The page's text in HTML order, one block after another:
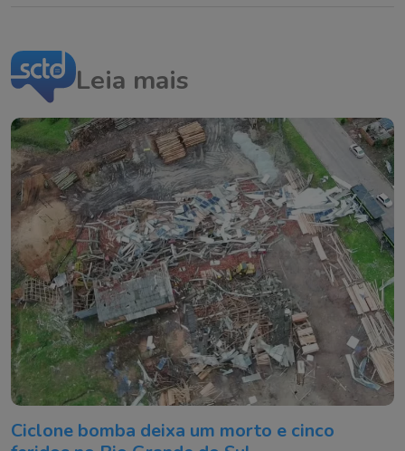
Leia mais
Ciclone bomba deixa um morto e cinco